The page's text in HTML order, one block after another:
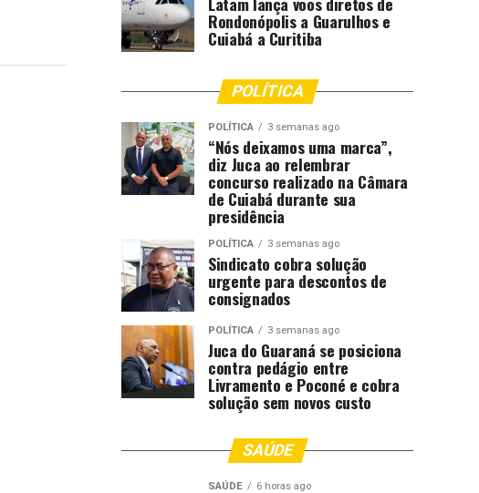
Rondonópolis a Guarulhos e
Cuiabá a Curitiba
POLÍTICA
POLÍTICA 3 semanas ago
“Nós deixamos uma marca”,
diz Juca ao relembrar
concurso realizado na Câmara
de Cuiabá durante sua
presidência
POLÍTICA 3 semanas ago
Sindicato cobra solução
urgente para descontos de
consignados
POLÍTICA 3 semanas ago
Juca do Guaraná se posiciona
contra pedágio entre
Livramento e Poconé e cobra
solução sem novos custo
SAÚDE
SAÚDE 6 horas ago